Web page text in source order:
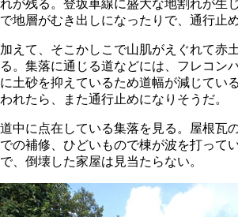
れが残る。登坂車線に盛大な地割れが生
で地層がむき出しになったりで、通行止
加えて、そこかしこで山肌がえぐれて赤
る。集落に通じる道などには、フレコン
に土砂を抑えているため道幅が減じてい
われたら、また通行止めになりそうだ。
道中に点在している集落を見る。屋根瓦
での補修、ひどいもので棟が波を打って
で、倒壊した家屋は見当たらない。